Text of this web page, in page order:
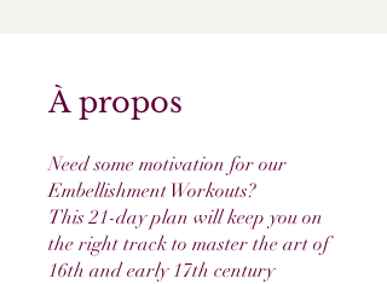
À propos
Need some motivation for our
Embellishment Workouts?
This 21-day plan will keep you on
the right track to master the art of
16th and early 17th century